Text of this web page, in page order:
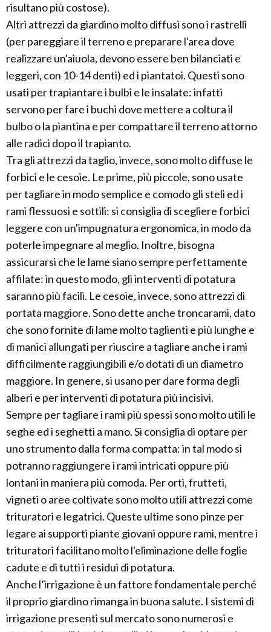
risultano più costose).
Altri attrezzi da giardino molto diffusi sono i rastrelli
(per pareggiare il terreno e preparare l'area dove
realizzare un'aiuola, devono essere ben bilanciati e
leggeri, con 10-14 denti) ed i piantatoi. Questi sono
usati per trapiantare i bulbi e le insalate: infatti
servono per fare i buchi dove mettere a coltura il
bulbo o la piantina e per compattare il terreno attorno
alle radici dopo il trapianto.
Tra gli attrezzi da taglio, invece, sono molto diffuse le
forbici e le cesoie. Le prime, più piccole, sono usate
per tagliare in modo semplice e comodo gli steli ed i
rami flessuosi e sottili: si consiglia di scegliere forbici
leggere con un'impugnatura ergonomica, in modo da
poterle impegnare al meglio. Inoltre, bisogna
assicurarsi che le lame siano sempre perfettamente
affilate: in questo modo, gli interventi di potatura
saranno più facili. Le cesoie, invece, sono attrezzi di
portata maggiore. Sono dette anche troncarami, dato
che sono fornite di lame molto taglienti e più lunghe e
di manici allungati per riuscire a tagliare anche i rami
difficilmente raggiungibili e/o dotati di un diametro
maggiore. In genere, si usano per dare forma degli
alberi e per interventi di potatura più incisivi.
Sempre per tagliare i rami più spessi sono molto utili le
seghe ed i seghetti a mano. Si consiglia di optare per
uno strumento dalla forma compatta: in tal modo si
potranno raggiungere i rami intricati oppure più
lontani in maniera più comoda. Per orti, frutteti,
vigneti o aree coltivate sono molto utili attrezzi come
trituratori e legatrici. Queste ultime sono pinze per
legare ai supporti piante giovani oppure rami, mentre i
trituratori facilitano molto l'eliminazione delle foglie
cadute e di tutti i residui di potatura.
Anche l’irrigazione è un fattore fondamentale perché
il proprio giardino rimanga in buona salute. I sistemi di
irrigazione presenti sul mercato sono numerosi e